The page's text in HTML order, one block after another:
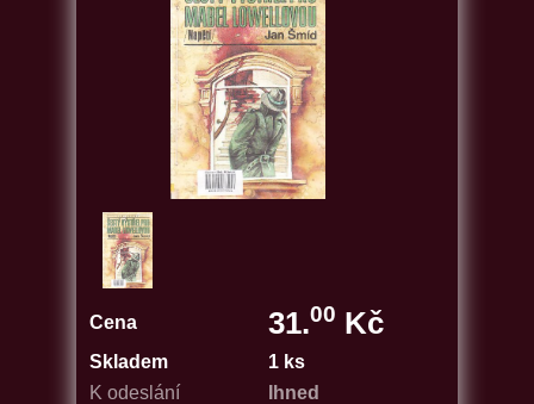
Cena 31.00 Kč
Skladem
1 ks
K odeslání
Ihned